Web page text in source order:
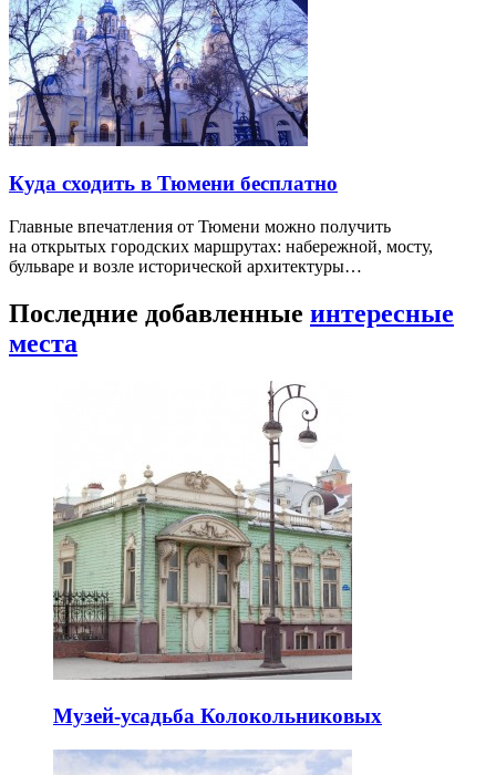
Куда сходить в Тюмени бесплатно
Главные впечатления от Тюмени можно получить
на открытых городских маршрутах: набережной, мосту,
бульваре и возле исторической архитектуры…
Последние добавленные интересные
места
Музей-усадьба Колокольниковых